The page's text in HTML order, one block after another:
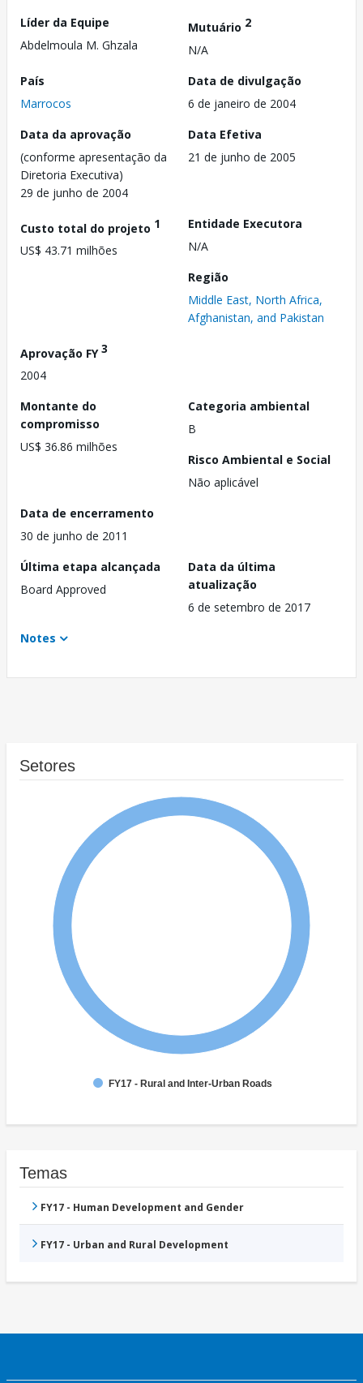
Líder da Equipe
Abdelmoula M. Ghzala
Mutuário 2
N/A
País
Marrocos
Data de divulgação
6 de janeiro de 2004
Data da aprovação
(conforme apresentação da
Diretoria Executiva)
29 de junho de 2004
Data Efetiva
21 de junho de 2005
Custo total do projeto 1
US$ 43.71 milhões
Entidade Executora
N/A
Região
Middle East, North Africa,
Afghanistan, and Pakistan
Aprovação FY3
2004
Montante do
compromisso
US$ 36.86 milhões
Categoria ambiental
B
Risco Ambiental e Social
Não aplicável
Data de encerramento
30 de junho de 2011
Última etapa alcançada
Board Approved
Data da última
atualização
6 de setembro de 2017
Notes
Setores
FY17 - Rural and Inter-Urban Roads
Temas
FY17 - Human Development and Gender
FY17 - Urban and Rural Development